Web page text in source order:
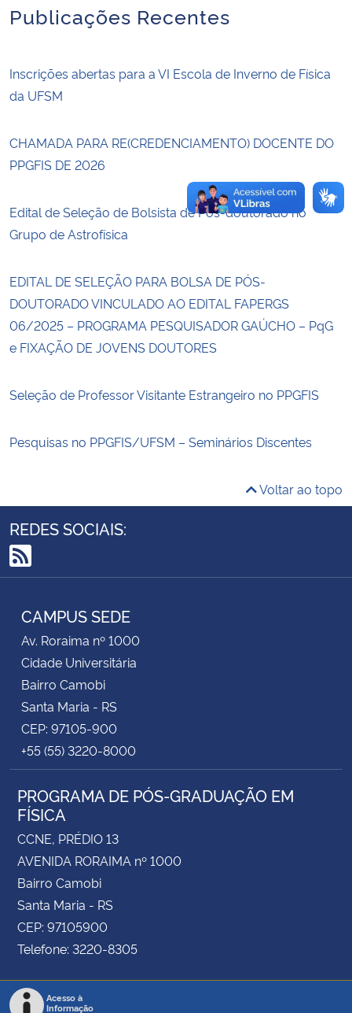
Secretaria de Governo
Gabinete de Segurança Institucional
Banco Central do Brasil
Publicações Recentes
Inscrições abertas para a VI Escola de Inverno de Física
da UFSM
CHAMADA PARA RE(CREDENCIAMENTO) DOCENTE DO
PPGFIS DE 2026
Edital de Seleção de Bolsista de Pós-doutorado no
Grupo de Astrofísica
EDITAL DE SELEÇÃO PARA BOLSA DE PÓS-
DOUTORADO VINCULADO AO EDITAL FAPERGS
06/2025 – PROGRAMA PESQUISADOR GAÚCHO – PqG
e FIXAÇÃO DE JOVENS DOUTORES
Seleção de Professor Visitante Estrangeiro no PPGFIS
Pesquisas no PPGFIS/UFSM – Seminários Discentes
Voltar ao topo
REDES SOCIAIS:
RSS
CAMPUS SEDE
Av. Roraima nº 1000
Cidade Universitária
Bairro Camobi
Santa Maria - RS
CEP: 97105-900
+55 (55) 3220-8000
PROGRAMA DE PÓS-GRADUAÇÃO EM
FÍSICA
CCNE, PRÉDIO 13
AVENIDA RORAIMA nº 1000
Bairro Camobi
Santa Maria - RS
CEP: 97105900
Telefone: 3220-8305
Acesso à
Informação